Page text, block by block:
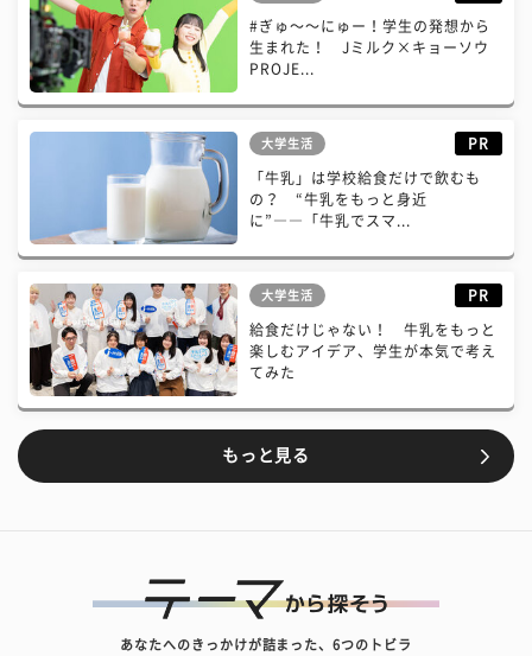
#ぎゅ〜〜にゅー！学生の発想から
生まれた！ Jミルク×キョーソウ
PROJE...
大学生活 PR
「牛乳」は学校給食だけで飲むも
の？ “牛乳をもっと身近
に”――「牛乳でスマ...
大学生活 PR
給食だけじゃない！ 牛乳をもっと
楽しむアイデア、学生が本気で考え
てみた
もっと見る
あなたへのきっかけが詰まった、6つのトビラ